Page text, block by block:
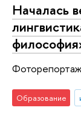
Началась
Образование